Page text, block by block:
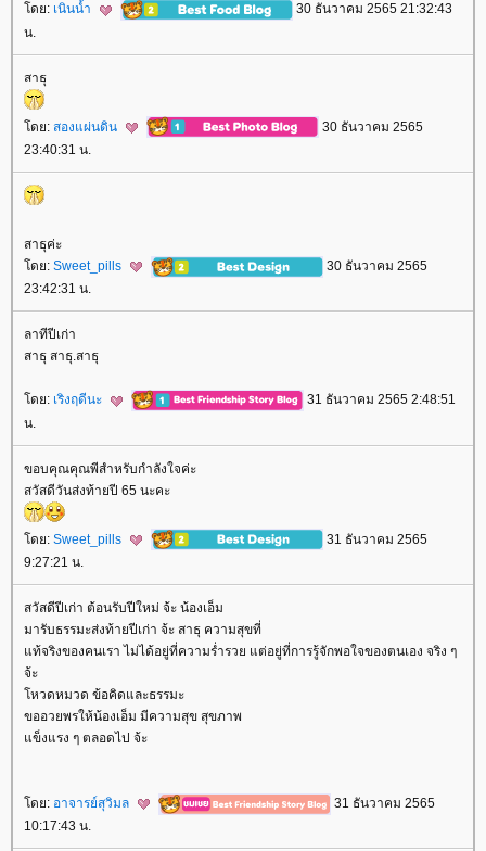
ดย: เนินน้ำ
30 ธันวาคม 2565 21:32:43
น.
สาธุ
ดย: สองแผ่นดิน
30 ธันวาคม 2565
23:40:31 น.
สาธุค่ะ
ดย: Sweet_pills
30 ธันวาคม 2565
23:42:31 น.
ลาทีปีเก่า
สาธุ สาธุ.สาธุ
ดย: เริงฤดีนะ
31 ธันวาคม 2565 2:48:51
น.
ขอบคุณคุณพีสำหรับกำลังใจค่ะ
สวัสดีวันส่งท้ายปี 65 นะคะ
ดย: Sweet_pills
31 ธันวาคม 2565
9:27:21 น.
สวัสดีปีเก่า ต้อนรับปีใหม่ จ้ะ น้องเอ็ม
มารับธรรมะส่งท้ายปีเก่า จ้ะ สาธุ ความสุขที่
ท้จริงของคนเรา ไม่ได้อยู่ที่ความร่ำรวย แต่อยู่ที่การรู้จักพอใจของตนเอง จริง ๆ
จ้ะ
หวดหมวด ข้อคิดและธรรมะ
ขออวยพรให้น้องเอ็ม มีความสุข สุขภาพ
ข็งแรง ๆ ตลอดไป จ้ะ
ดย: อาจารย์สุวิมล
31 ธันวาคม 2565
10:17:43 น.